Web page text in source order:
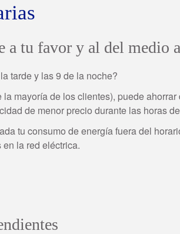
a tu favor y al del
tarde y las 9 de la noche?
la mayoría de los clientes), puede
de menor precio durante las horas
tu consumo de energía fuera del
la red eléctrica.